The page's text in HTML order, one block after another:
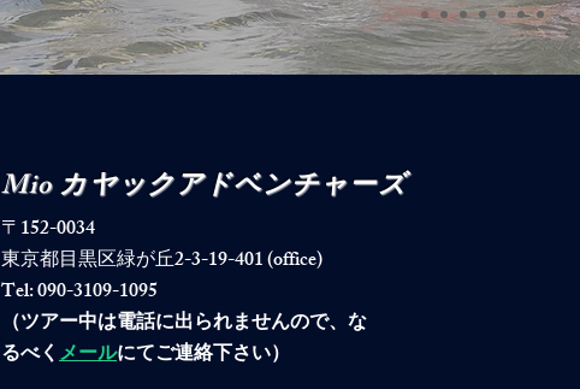
Mio カヤックアドベンチャーズ
〒152-0034
東京都目黒区緑が丘2-3-19-401 (office)
Tel: 090-3109-1095
​（ツアー中は電話に出られませんので、な
るべくメールにてご連絡下さい）